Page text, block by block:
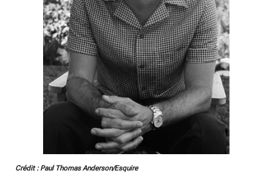
Crédit : Paul Thomas Anderson/Esquire